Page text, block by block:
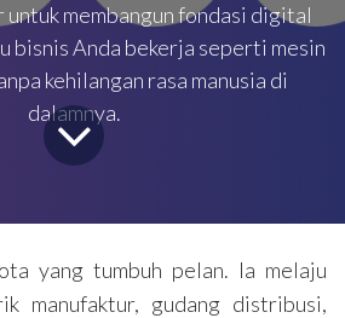
untuk membangun fondasi digital
bisnis Anda bekerja seperti mesin
kehilangan rasa manusia di
dalamnya.
yang tumbuh pelan. Ia melaju
manufaktur, gudang distribusi,